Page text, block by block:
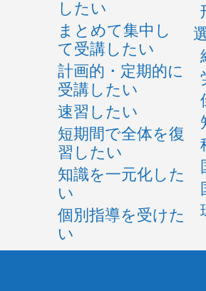
したい
まとめて集中し
て受講したい
計画的・定期的に
受講したい
速習したい
短期間で全体を復
習したい
知識を一元化した
い
個別指導を受けた
い